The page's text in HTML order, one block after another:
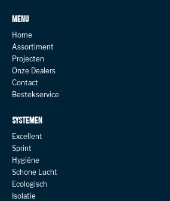
MENU
Home
Assortiment
Projecten
Onze Dealers
Contact
Bestekservice
SYSTEMEN
Excellent
Sprint
Hygiëne
Schone Lucht
Ecologisch
Isolatie